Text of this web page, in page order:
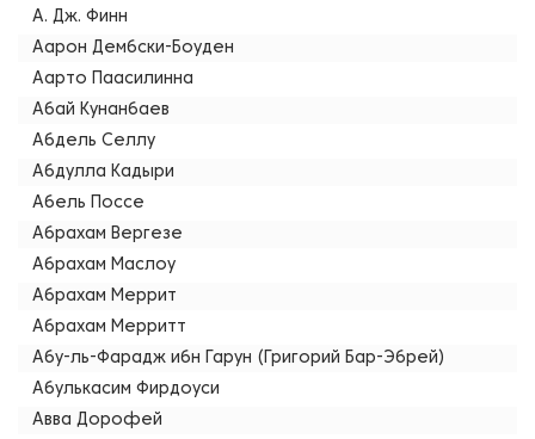
А. Дж. Финн
Аарон Дембски-Боуден
Аарто Паасилинна
Абай Кунанбаев
Абдель Селлу
Абдулла Кадыри
Абель Поссе
Абрахам Вергезе
Абрахам Маслоу
Абрахам Меррит
Абрахам Мерритт
Абу-ль-Фарадж ибн Гарун (Григорий Бар-Эбрей)
Абулькасим Фирдоуси
Авва Дорофей